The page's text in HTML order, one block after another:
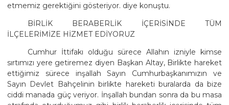
etmemiz gerektiğini gösteriyor. diye konuştu.
BİRLİK BERABERLİK İÇERİSİNDE TÜM
İLÇELERİMİZE HİZMET EDİYORUZ
Cumhur İttifakı olduğu sürece Allahın izniyle kimse
sırtımızı yere getiremez diyen Başkan Altay, Birlikte hareket
ettiğimiz sürece inşallah Sayın Cumhurbaşkanımızın ve
Sayın Devlet Bahçelinin birlikte hareketi buralarda da bize
ciddi manada güç veriyor. İnşallah bundan sonra da bu masa